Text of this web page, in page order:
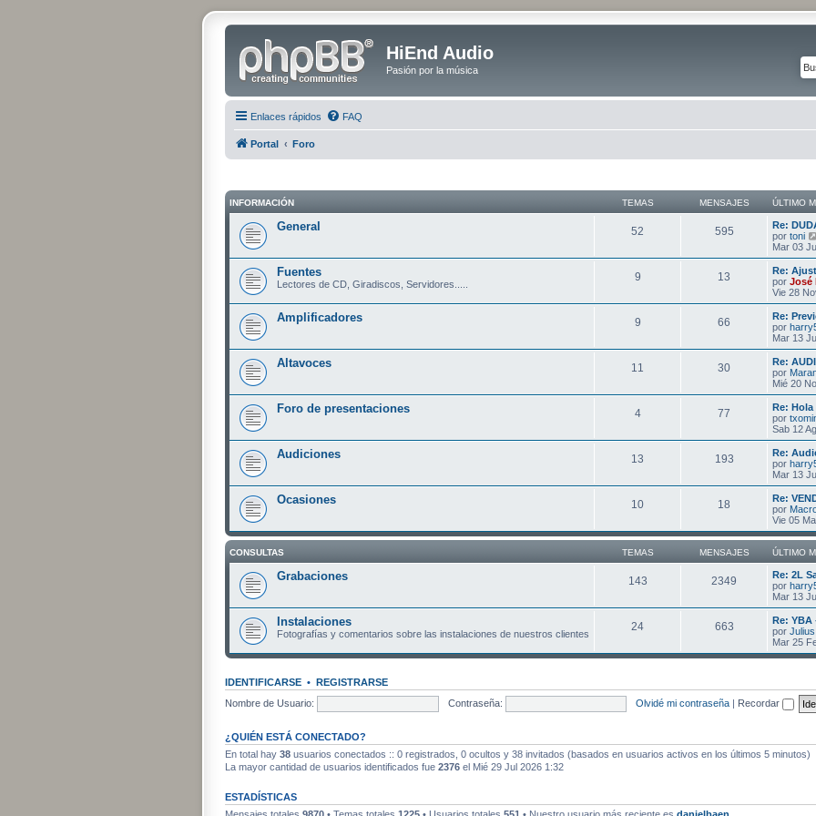
HiEnd Audio
Pasión por la música
Enlaces rápidos FAQ
Portal Foro
INFORMACIÓN TEMAS MENSAJES ÚLTIMO
General 52 595
Re:
por toni
Mar 03
Fuentes
Lectores de CD, Giradiscos, Servidores.....
9 13
Re:
por José
Vie 28
Amplificadores 9 66
Re:
por
Mar 13
Altavoces 11 30
Re:
por
Mié 20
Foro de presentaciones 4 77
Re: Hola
por
Sab 12
Audiciones 13 193
Re:
por
Mar 13
Ocasiones 10 18
Re:
por
Vie 05
CONSULTAS TEMAS MENSAJES ÚLTIMO
Grabaciones 143 2349
Re: 2L
por
Mar 13
Instalaciones
Fotografías y comentarios sobre las instalaciones de nuestros clientes
24 663
Re: YBA
por Julius
Mar 25
IDENTIFICARSE • REGISTRARSE
Nombre de Usuario:
Contraseña: Olvidé mi contraseña | Recordar
¿QUIÉN ESTÁ CONECTADO?
En total hay 38 usuarios conectados :: 0 registrados, 0 ocultos y 38 invitados (basados en usuarios activos en los últimos 5 minutos)
La mayor cantidad de usuarios identificados fue 2376 el Mié 29 Jul 2026 1:32
ESTADÍSTICAS